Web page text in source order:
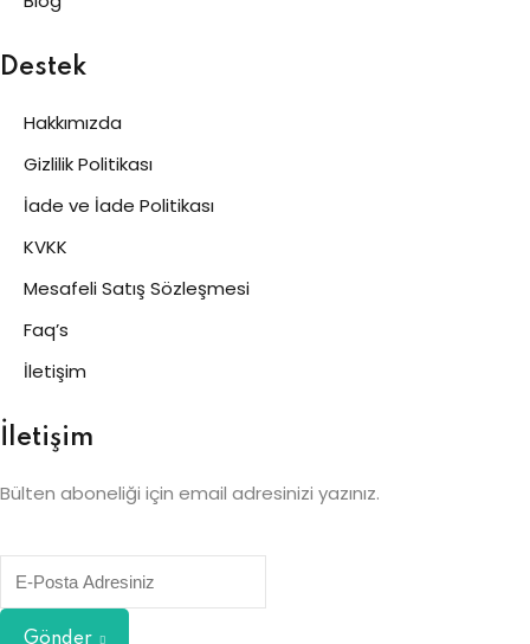
Destek
Hakkımızda
Gizlilik Politikası
İade ve İade Politikası
KVKK
Mesafeli Satış Sözleşmesi
Faq’s
İletişim
İletişim
Bülten aboneliği için email adresinizi yazınız.
Gönder